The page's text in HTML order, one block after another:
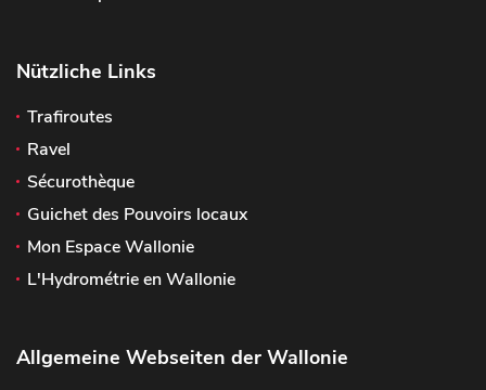
Nützliche Links
Trafiroutes
Ravel
Sécurothèque
Guichet des Pouvoirs locaux
Mon Espace Wallonie
L'Hydrométrie en Wallonie
Allgemeine Webseiten der Wallonie